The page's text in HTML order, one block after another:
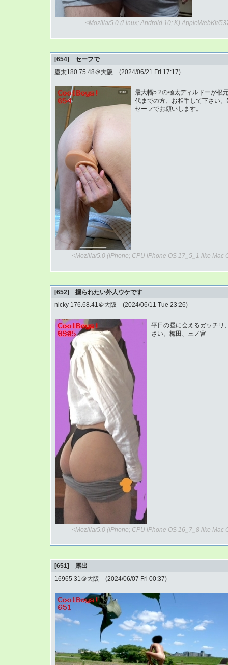
<Mozilla/5.0 (Linux; Android 10; K) AppleWebKit/
[654] セーフで
慶太180.75.48＠大阪 (2024/06/21 Fri 17:17)
最大幅5.2の極太ディルドーが根
代までの方、お相手して下さい
セーフでお願いします。
<Mozilla/5.0 (iPhone; CPU iPhone OS 17_5_1 like
[652] 掘られたい外人ウケです
nicky 176.68.41＠大阪 (2024/06/11 Tue 23:26)
平日の昼に会えるガッチリ
さい。梅田、三ノ宮
<Mozilla/5.0 (iPhone; CPU iPhone OS 16_7_8 like
[651] 露出
16965 31＠大阪 (2024/06/07 Fri 00:37)